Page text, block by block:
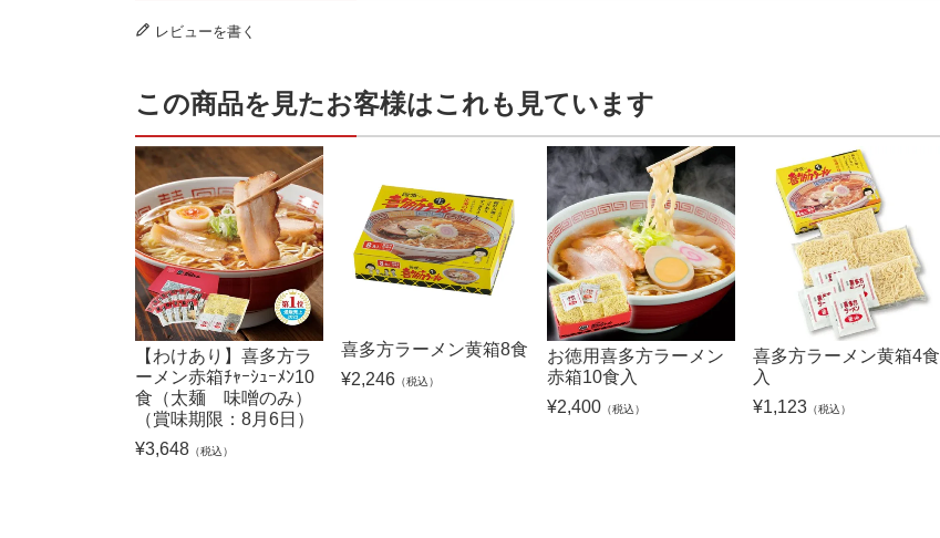
レビューを書く
この商品を見たお客様はこれも見ています
【わけあり】喜多方ラ
ーメン赤箱ﾁｬｰｼｭｰﾒﾝ10
食（太麺 味噌のみ）
（賞味期限：8月6日）
¥3,648 （税込）
喜多方ラーメン黄箱8食
¥2,246 （税込）
お徳用喜多方ラーメン
赤箱10食入
¥2,400 （税込）
喜多方ラーメン黄箱4食
入
¥1,123 （税込）